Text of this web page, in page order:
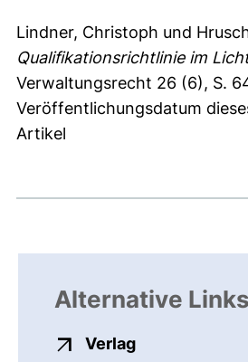
Lindner, Christoph und
Qualifikationsrichtlinie im
Verwaltungsrecht 26 (6), S.
Veröffentlichungsdatum
Artikel
Alternative
Verlagexterner